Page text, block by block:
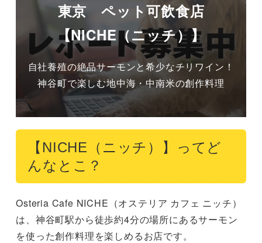
東京 ペット可飲食店
【NICHE（ニッチ）】
自社養殖の絶品サーモンと希少なチリワイン！
神谷町で楽しむ地中海・中南米の創作料理
【NICHE（ニッチ）】ってど
んなとこ？
Osteria Cafe NICHE（オステリア カフェ ニッチ）
は、神谷町駅から徒歩約4分の場所にあるサーモン
を使った創作料理を楽しめるお店です。